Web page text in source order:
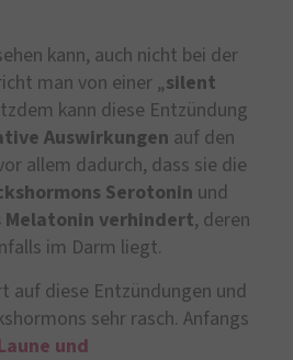
kann, auch nicht bei der
man von einer „silent
kann diese Entzündung
Auswirkungen auf den
allem dadurch, dass sie die
Serotonin und
Melatonin verhindert, deren
im Darm liegt.
auf diese Entzündungen und
sehr rasch. Anfangs
und